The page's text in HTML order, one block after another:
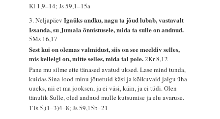
Kl 1,9–14; Js 59,1–15a
3. NeljapäevIgaüks andku, nagu ta jõud lubab, vastavalt
Issanda, su Jumala õnnistusele, mida ta sulle on andnud.
5Ms 16,17
Sest kui on olemas valmidust, siis on see meeldiv selles,
mis kellelgi on, mitte selles, mida tal pole.2Kr 8,12
Pane mu silme ette tänased avatud uksed. Lase mind tunda,
kuidas Sina lood minu jõuetuid käsi ja kõikuvaid jalgu üha
uueks, nii et ma jooksen, ja ei väsi, käin, ja ei tüdi. Olen
tänulik Sulle, oled andnud mulle kutsumise ja elu avaruse.
1Ts 5,(1–3)4–8; Js 59,15b–21